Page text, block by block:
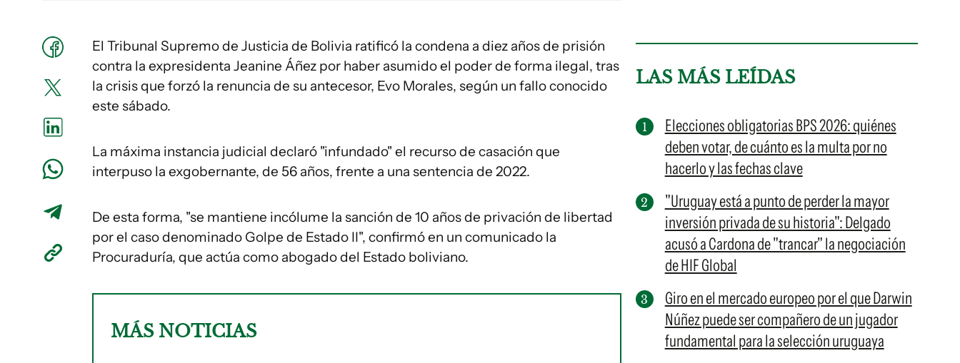
El Tribunal Supremo de Justicia de Bolivia ratificó la condena a diez años de prisión
contra la expresidenta Jeanine Áñez por haber asumido el poder de forma ilegal, tras
la crisis que forzó la renuncia de su antecesor, Evo Morales, según un fallo conocido
este sábado.
La máxima instancia judicial declaró "infundado" el recurso de casación que
interpuso la exgobernante, de 56 años, frente a una sentencia de 2022.
De esta forma, "se mantiene incólume la sanción de 10 años de privación de libertad
por el caso denominado Golpe de Estado II", confirmó en un comunicado la
Procuraduría, que actúa como abogado del Estado boliviano.
MÁS NOTICIAS
LAS MÁS LEÍDAS
Elecciones obligatorias BPS 2026: quiénes
deben votar, de cuánto es la multa por no
hacerlo y las fechas clave
"Uruguay está a punto de perder la mayor
inversión privada de su historia": Delgado
acusó a Cardona de "trancar" la negociación
de HIF Global
Giro en el mercado europeo por el que Darwin
Núñez puede ser compañero de un jugador
fundamental para la selección uruguaya